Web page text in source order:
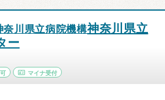
川県立病院機構神奈川県立
ー
マイナ受付